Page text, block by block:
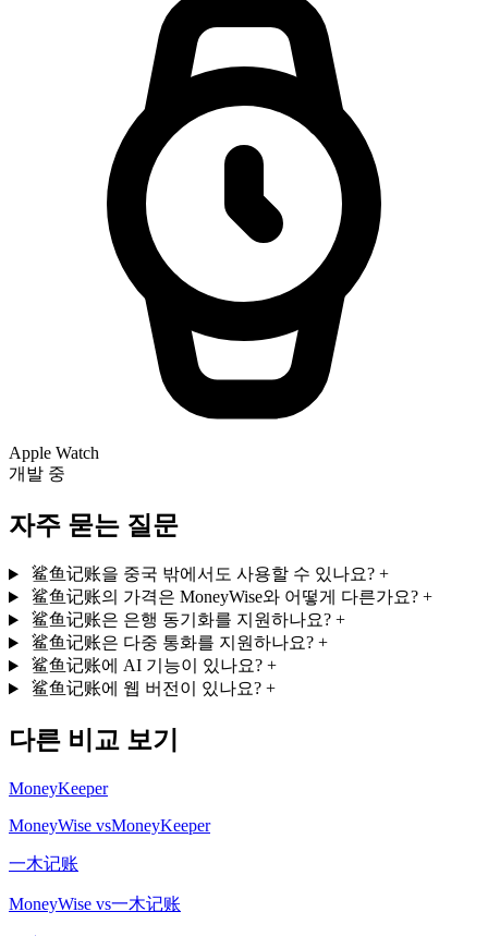
Apple Watch
개발 중
자주 묻는 질문
鲨鱼记账을 중국 밖에서도 사용할 수 있나요? +
鲨鱼记账의 가격은 MoneyWise와 어떻게 다른가요? +
鲨鱼记账은 은행 동기화를 지원하나요? +
鲨鱼记账은 다중 통화를 지원하나요? +
鲨鱼记账에 AI 기능이 있나요? +
鲨鱼记账에 웹 버전이 있나요? +
다른 비교 보기
MoneyKeeper
MoneyWise vsMoneyKeeper
一木记账
MoneyWise vs一木记账